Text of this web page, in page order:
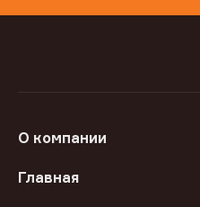
О компании
Главная